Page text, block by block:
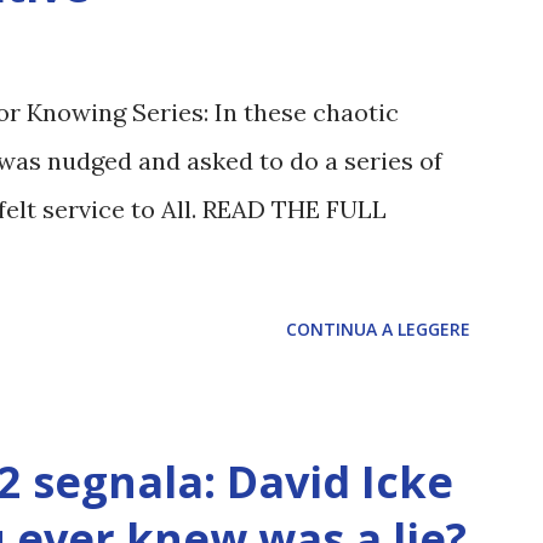
Knowing Series: In these chaotic
nudged and asked to do a series of
service to All. READ THE FULL
CONTINUA A LEGGERE
segnala: David Icke